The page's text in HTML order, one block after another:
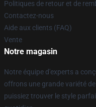
Politiques de retour et de
Contactez-nous
Aide aux clients (FAQ)
Vente
Notre magasin
Notre équipe d'experts a
offrons une grande variété
puissiez trouver le style